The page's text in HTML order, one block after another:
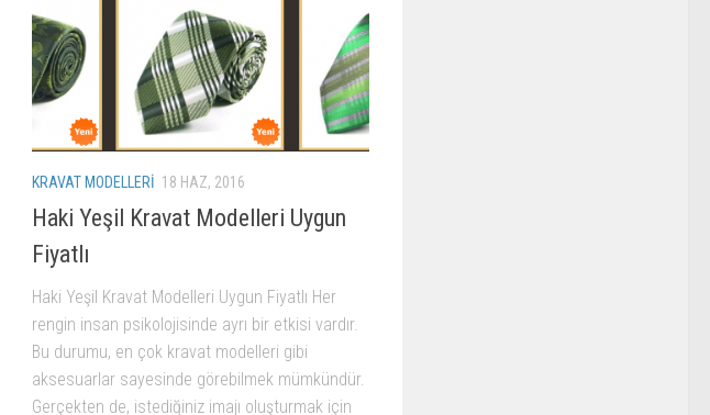
KRAVAT MODELLERI 18 HAZ, 2016
Haki Yeşil Kravat Modelleri Uygun
Fiyatlı
Haki Yeşil Kravat Modelleri Uygun Fiyatlı Her
rengin insan psikolojisinde ayrı bir etkisi vardır.
Bu durumu, en çok kravat modelleri gibi
aksesuarlar sayesinde görebilmek mümkündür.
Gerçekten de, istediğiniz imajı oluşturmak için